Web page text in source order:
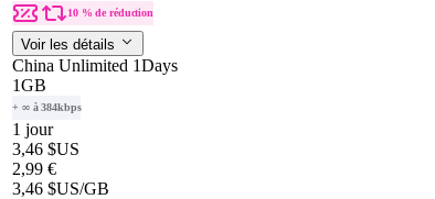
10 % de réduction
Voir les détails
China Unlimited 1Days
1GB
+ ∞ à 384kbps
1 jour
3,46 $US
2,99 €
3,46 $US/GB